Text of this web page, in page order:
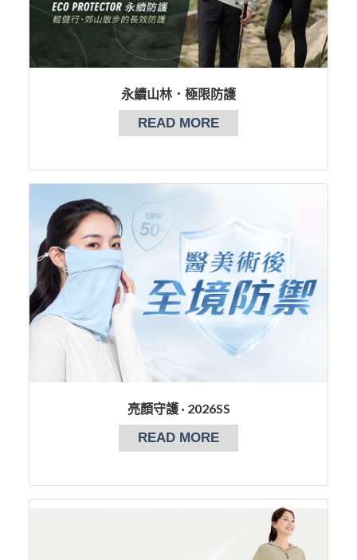
永續山林．極限防護
READ MORE
亮顏守護 · 2026SS
READ MORE